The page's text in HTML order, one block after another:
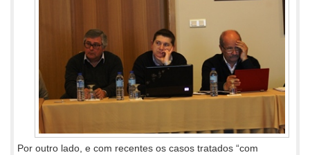
Por outro lado, e com recentes os casos tratados “com